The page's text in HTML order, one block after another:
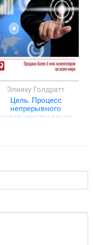
Элияху Голдратт
Цель. Процесс
непрерывного
совершенствования